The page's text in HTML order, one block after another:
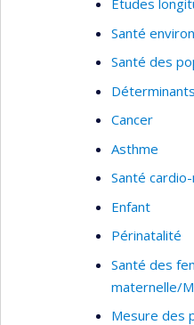
Études
Santé
Santé des
Cancer
Asthme
Santé
Enfant
Périnatalité
Santé des
maternelle/
Mesure des